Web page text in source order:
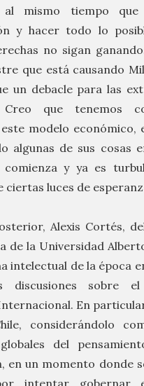
al mismo tiempo que
y hacer todo lo
no sigan
que está causando
un debacle para las
Creo que tenemos
modelo económico,
algunas de sus cosas
comienza y ya es
luces de
Alexis Cortés,
de la Universidad
intelectual de la época
discusiones sobre el
En
considerándolo
del
en un momento donde